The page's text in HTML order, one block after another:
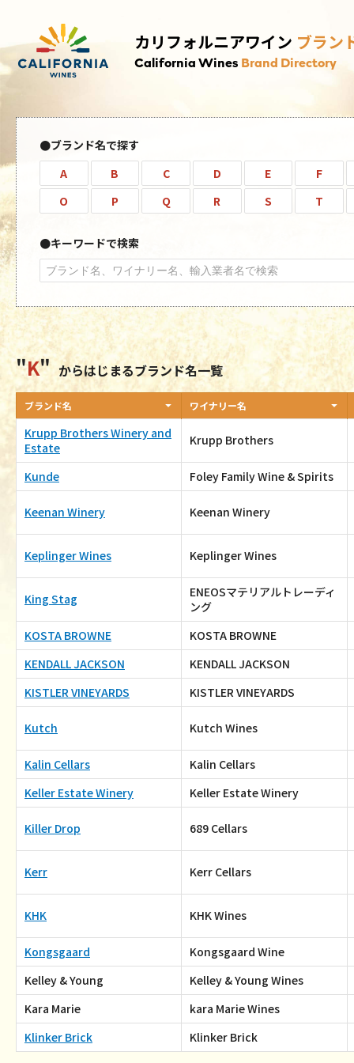
カリフォルニアワイン ブラン
California Wines Brand Directory
ブランド名で探す
A
B C D E
F
O
P Q R S T
キーワードで検索
K からはじまるブランド名一覧
ブランド名 ワイナリー名
Krupp Brothers Winery and
Estate
Krupp Brothers
Kunde Foley Family Wine & Spirits
Keenan Winery Keenan Winery
Keplinger Wines Keplinger Wines
King Stag
ENEOSマテリアルトレーディ
ング
KOSTA BROWNE
KOSTA BROWNE
KENDALL JACKSON
KENDALL JACKSON
KISTLER VINEYARDS
KISTLER VINEYARDS
Kutch Kutch Wines
Kalin Cellars
Kalin Cellars
Keller Estate Winery
Keller Estate Winery
Killer Drop 689 Cellars
Kerr Kerr Cellars
KHK KHK Wines
Kongsgaard
Kongsgaard Wine
Kelley & Young
Kelley & Young Wines
Kara Marie
kara Marie Wines
Klinker Brick
Klinker Brick